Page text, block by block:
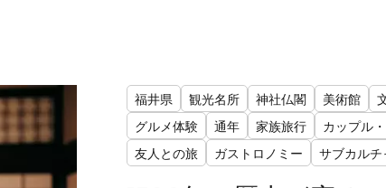
福井県 観光名所 神社仏閣 美術館
グルメ体験
通年 家族旅行 カップル
友人との旅
ガストロノミー サブカルチ